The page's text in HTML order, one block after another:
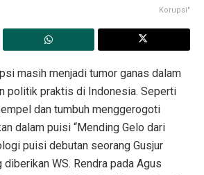
Korupsi"
masih menjadi tumor ganas dalam
politik praktis di Indonesia. Seperti
dan tumbuh menggerogoti
dalam puisi “Mending Gelo dari
puisi debutan seorang Gusjur
diberikan WS. Rendra pada Agus